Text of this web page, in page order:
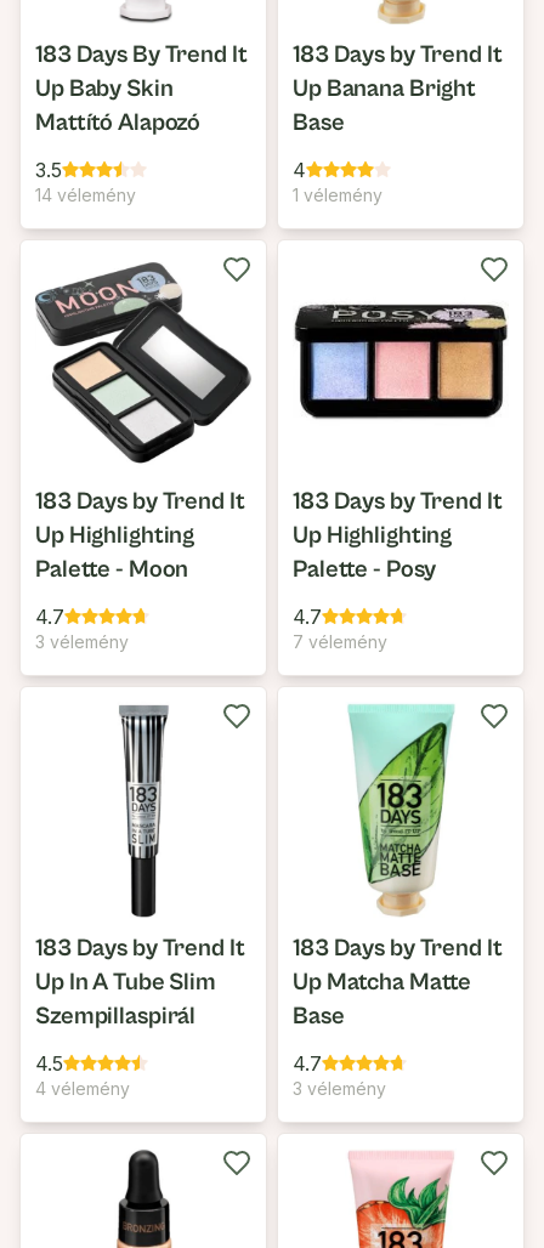
183 Days By Trend It
Up Baby Skin
Mattító Alapozó
3.5
14 vélemény
183 Days by Trend It
Up Banana Bright
Base
4
1 vélemény
183 Days by Trend It
Up Highlighting
Palette - Moon
4.7
3 vélemény
183 Days by Trend It
Up Highlighting
Palette - Posy
4.7
7 vélemény
183 Days by Trend It
Up In A Tube Slim
Szempillaspirál
4.5
4 vélemény
183 Days by Trend It
Up Matcha Matte
Base
4.7
3 vélemény